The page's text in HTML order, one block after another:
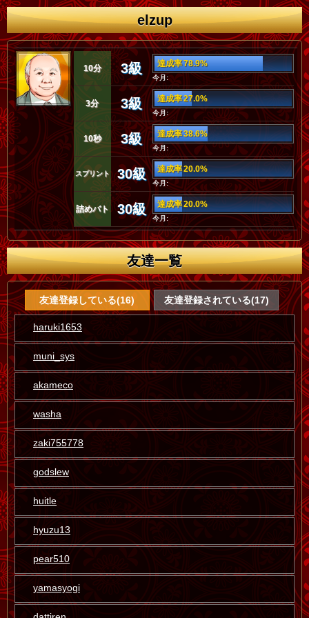
elzup
10分 3級 達成率 78.9%
今月:
3分 3級 達成率 27.0%
今月:
10秒 3級 達成率 38.6%
今月:
スプリント 30級 達成率 20.0%
今月:
詰めバト 30級 達成率 20.0%
今月:
友達一覧
友達登録している(16) 友達登録されている(17)
haruki1653
muni_sys
akameco
washa
zaki755778
godslew
huitle
hyuzu13
pear510
yamasyogi